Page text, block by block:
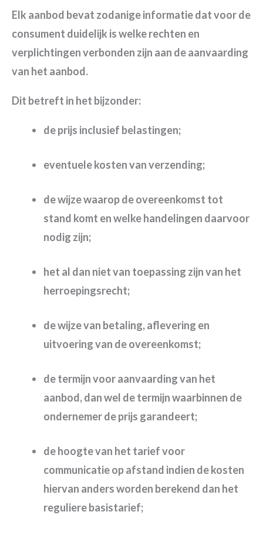
Elk aanbod bevat zodanige informatie dat voor de
consument duidelijk is welke rechten en
verplichtingen verbonden zijn aan de aanvaarding
van het aanbod.
Dit betreft in het bijzonder:
de prijs inclusief belastingen;
eventuele kosten van verzending;
de wijze waarop de overeenkomst tot
stand komt en welke handelingen daarvoor
nodig zijn;
het al dan niet van toepassing zijn van het
herroepingsrecht;
de wijze van betaling, aflevering en
uitvoering van de overeenkomst;
de termijn voor aanvaarding van het
aanbod, dan wel de termijn waarbinnen de
ondernemer de prijs garandeert;
de hoogte van het tarief voor
communicatie op afstand indien de kosten
hiervan anders worden berekend dan het
reguliere basistarief;